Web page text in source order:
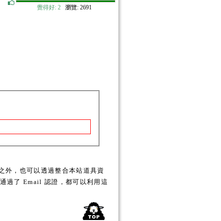
覺得好: 2 瀏覽: 2691
外，也可以透過整合本站道具資
過了 Email 認證，都可以利用這